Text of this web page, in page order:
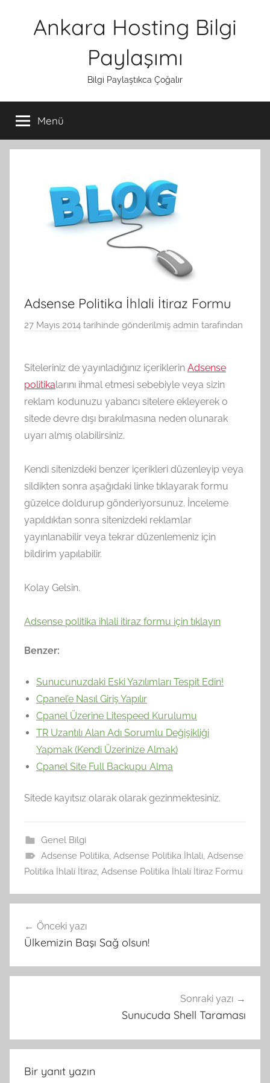
Ankara Hosting Bilgi
Paylaşımı
Bilgi Paylaştıkca Çoğalır
Menü
Adsense Politika İhlali İtiraz Formu
27 Mayıs 2014 tarihinde gönderilmiş admin tarafından
Siteleriniz de yayınladığınız içeriklerin Adsense
politikalarını ihmal etmesi sebebiyle veya sizin
reklam kodunuzu yabancı sitelere ekleyerek o
sitede devre dışı bırakılmasına neden olunarak
uyarı almış olabilirsiniz.
Kendi sitenizdeki benzer içerikleri düzenleyip veya
sildikten sonra aşağıdaki linke tıklayarak formu
güzelce doldurup gönderiyorsunuz. İnceleme
yapıldıktan sonra sitenizdeki reklamlar
yayınlanabilir veya tekrar düzenlemeniz için
bildirim yapılabilir.
Kolay Gelsin.
Adsense politika ihlali itiraz formu için tıklayın
Benzer:
Sunucunuzdaki Eski Yazılımları Tespit Edin!
Cpanel’e Nasıl Giriş Yapılır
Cpanel Üzerine Litespeed Kurulumu
TR Uzantılı Alan Adı Sorumlu Değişikliği
Yapmak (Kendi Üzerinize Almak)
Cpanel Site Full Backupu Alma
Sitede kayıtsız olarak olarak gezinmektesiniz.
Genel Bilgi
Adsense Politika Adsense Politika İhlali Adsense
Politika İhlali İtiraz Adsense Politika İhlali İtiraz Formu
gezinmesi
Önceki yazı
Ülkemizin Başı Sağ olsun!
Sonraki yazı
Sunucuda Shell Taraması
Bir yanıt yazın